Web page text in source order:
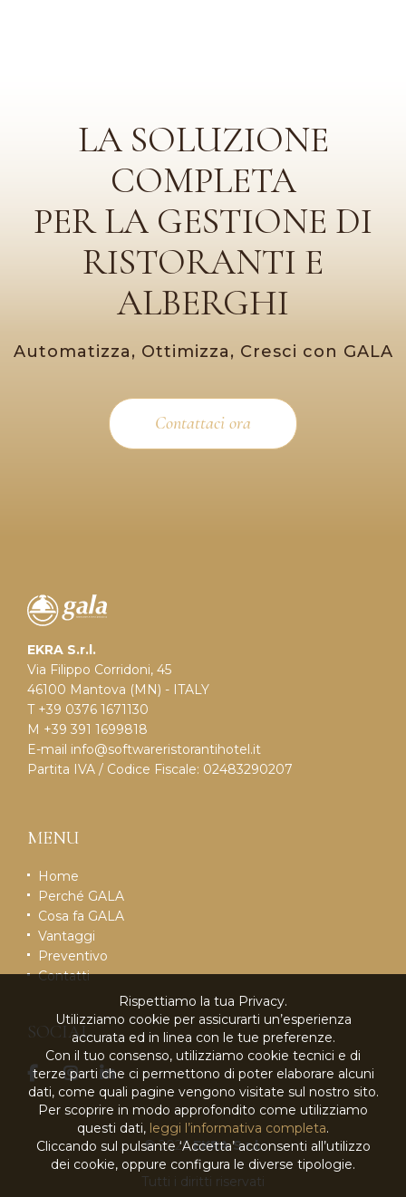
LA SOLUZIONE
COMPLETA
PER LA GESTIONE DI
RISTORANTI E
ALBERGHI
Automatizza, Ottimizza, Cresci con GALA
Contattaci ora
EKRA S.r.l.
Via Filippo Corridoni, 45
46100 Mantova (MN) - ITALY
T +39 0376 1671130
M +39 391 1699818
E-mail info@softwareristorantihotel.it
Partita IVA / Codice Fiscale: 02483290207
MENU
Home
Perché GALA
Cosa fa GALA
Vantaggi
Preventivo
Contatti
SOCIAL
© 2026EKRA S.r.l.
Tutti i diritti riservati
Rispettiamo la tua Privacy.
Utilizziamo cookie per assicurarti un’esperienza
accurata ed in linea con le tue preferenze.
Con il tuo consenso, utilizziamo cookie tecnici e di
terze parti che ci permettono di poter elaborare alcuni
dati, come quali pagine vengono visitate sul nostro sito.
Per scoprire in modo approfondito come utilizziamo
questi dati, leggi l’informativa completa.
Cliccando sul pulsante ‘Accetta’ acconsenti all’utilizzo
dei cookie, oppure configura le diverse tipologie.